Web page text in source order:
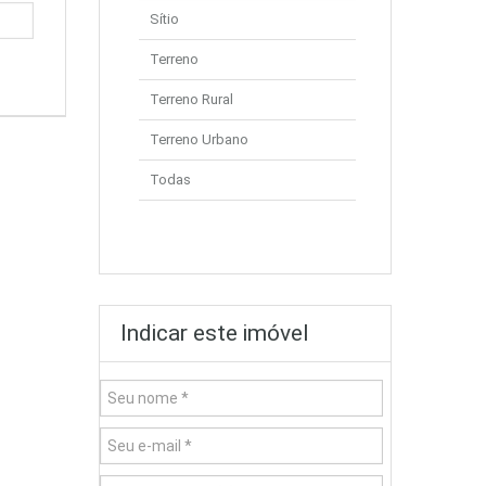
Sítio
Terreno
Terreno Rural
Terreno Urbano
Todas
Indicar este imóvel